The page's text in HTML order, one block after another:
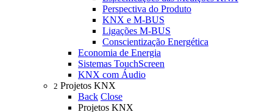
Perspectiva do Produto
KNX e M-BUS
Ligações M-BUS
Conscientização Energética
Economia de Energia
Sistemas TouchScreen
KNX com Áudio
2 Projetos KNX
Back Close
Projetos KNX